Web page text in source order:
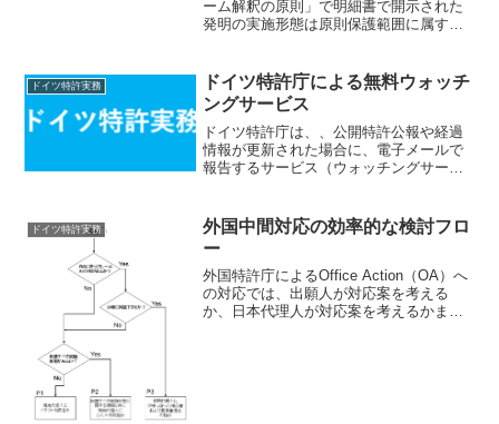
ーム解釈の原則」で明細書で開示された
発明の実施形態は原則保護範囲に属する
（Bundesgerichtshof、略してBGH）の判
決（事件名...
ドイツ特許実務
ドイツ特許庁による無料ウォッチ
ングサービス
ドイツ特許庁は、、公開特許公報や経過
情報が更新された場合に、電子メールで
報告するサービス（ウォッチングサービ
HPからユーザ登録をします。ユーザ登録
をするとURLが添付さ...
ドイツ特許実務
外国中間対応の効率的な検討フロ
ー
外国特許庁によるOffice Action（OA）へ
の対応では、出願人が対応案を考える
か、日本代理人が対応案を考えるかまた